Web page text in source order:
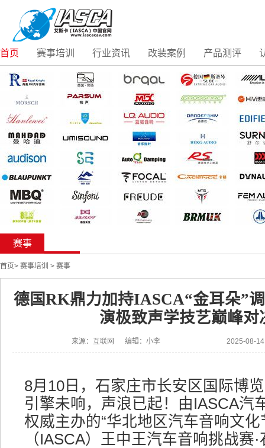
首页 赛事培训 行业资讯 改装案例 产品测评
赛事
首页> 赛事培训 > 赛事
德国RK鼎力加持IASCA“金耳朵”
演极致声学技艺巅峰对
来源：互联网 编辑：小李 2025-08-
8月10日，石家庄市长安区国际博
引擎未响，声浪已起！由IASCA汽
权威主办的“华北地区汽车音响文
（IASCA）王中王汽车音响挑战赛